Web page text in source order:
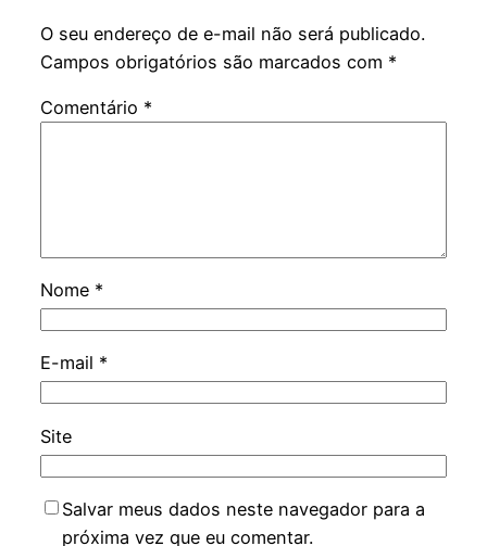
O seu endereço de e-mail não será publicado.
Campos obrigatórios são marcados com *
Comentário *
Nome *
E-mail *
Site
Salvar meus dados neste navegador para a
próxima vez que eu comentar.